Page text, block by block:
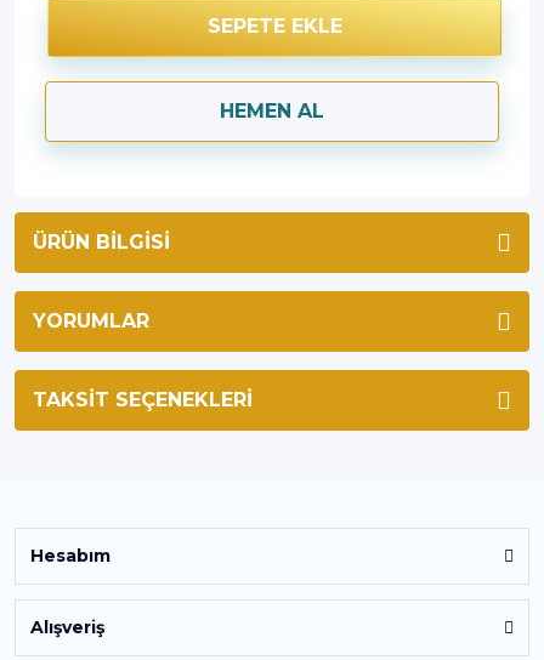
SEPETE EKLE
HEMEN AL
ÜRÜN BILGISI
YORUMLAR
TAKSIT SEÇENEKLERI
Hesabım
Alışveriş